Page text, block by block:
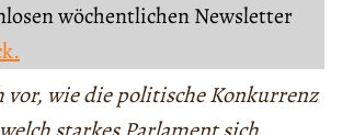
wöchentlichen Newsletter
vor, wie die politische Konkurrenz